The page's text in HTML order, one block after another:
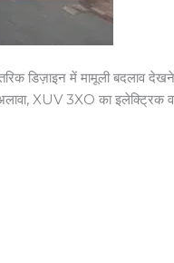
डिज़ाइन में मामूली बदलाव
XUV 3XO का